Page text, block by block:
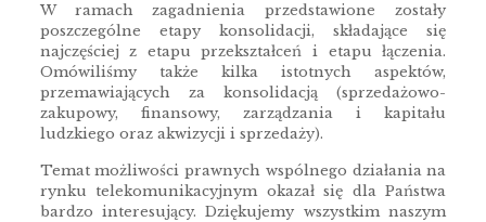
W ramach zagadnienia przedstawione zostały
poszczególne etapy konsolidacji, składające się
najczęściej z etapu przekształceń i etapu łączenia.
Omówiliśmy także kilka istotnych aspektów,
przemawiających za konsolidacją (sprzedażowo-
zakupowy, finansowy, zarządzania i kapitału
ludzkiego oraz akwizycji i sprzedaży).
Temat możliwości prawnych wspólnego działania na
rynku telekomunikacyjnym okazał się dla Państwa
bardzo interesujący. Dziękujemy wszystkim naszym